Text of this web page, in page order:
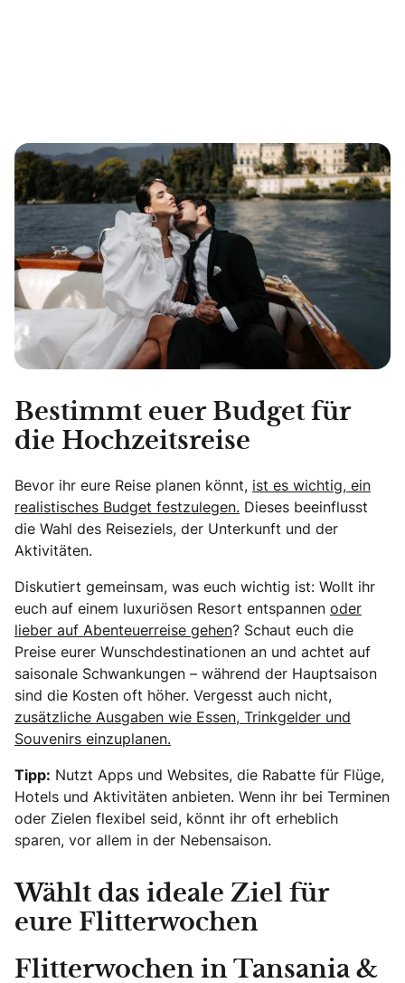
Bestimmt euer Budget für
die Hochzeitsreise
Bevor ihr eure Reise planen könnt, ist es wichtig, ein
realistisches Budget festzulegen. Dieses beeinflusst
die Wahl des Reiseziels, der Unterkunft und der
Aktivitäten.
Diskutiert gemeinsam, was euch wichtig ist: Wollt ihr
euch auf einem luxuriösen Resort entspannen oder
lieber auf Abenteuerreise gehen? Schaut euch die
Preise eurer Wunschdestinationen an und achtet auf
saisonale Schwankungen – während der Hauptsaison
sind die Kosten oft höher. Vergesst auch nicht,
zusätzliche Ausgaben wie Essen, Trinkgelder und
Souvenirs einzuplanen.
Tipp: Nutzt Apps und Websites, die Rabatte für Flüge,
Hotels und Aktivitäten anbieten. Wenn ihr bei Terminen
oder Zielen flexibel seid, könnt ihr oft erheblich
sparen, vor allem in der Nebensaison.
Wählt das ideale Ziel für
eure Flitterwochen
Flitterwochen in Tansania &